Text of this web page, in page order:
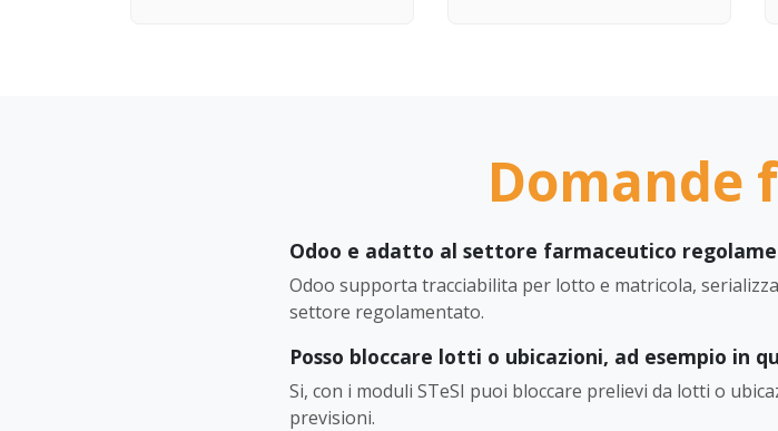
Domande
Odoo e adatto al settore farmaceutico
Odoo supporta tracciabilita per lotto e matricola,
settore regolamentato.
Posso bloccare lotti o ubicazioni, ad esempio in
Si, con i moduli STeSI puoi bloccare prelievi da lotti o
previsioni.